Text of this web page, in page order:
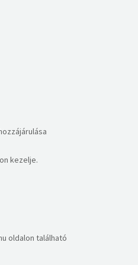
kezelje.
oldalon található